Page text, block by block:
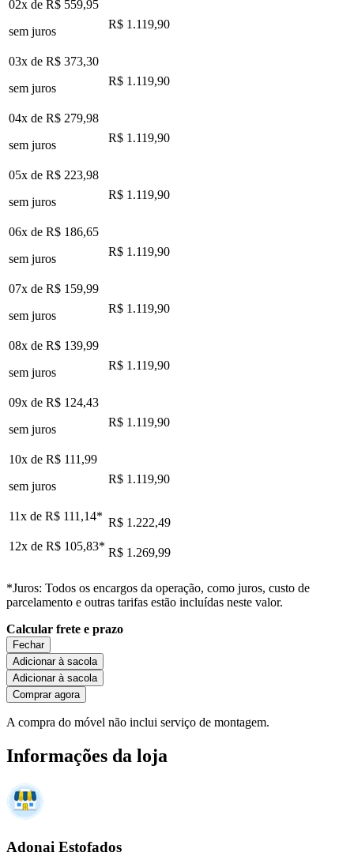
02x de R$ 559,95
sem juros
R$ 1.119,90
03x de R$ 373,30
sem juros
R$ 1.119,90
04x de R$ 279,98
sem juros
R$ 1.119,90
05x de R$ 223,98
sem juros
R$ 1.119,90
06x de R$ 186,65
sem juros
R$ 1.119,90
07x de R$ 159,99
sem juros
R$ 1.119,90
08x de R$ 139,99
sem juros
R$ 1.119,90
09x de R$ 124,43
sem juros
R$ 1.119,90
10x de R$ 111,99
sem juros
R$ 1.119,90
11x de R$ 111,14* R$ 1.222,49
12x de R$ 105,83* R$ 1.269,99
*Juros: Todos os encargos da operação, como juros, custo de
parcelamento e outras tarifas estão incluídas neste valor.
Calcular frete e prazo
Fechar
Adicionar à sacola
Adicionar à sacola
Comprar agora
A compra do móvel não inclui serviço de montagem.
Informações da loja
Adonai Estofados